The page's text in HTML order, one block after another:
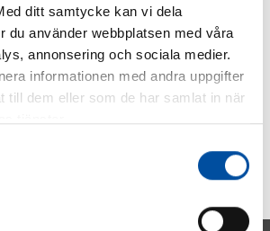
ditt samtycke kan vi dela
du använder webbplatsen med våra
annonsering och sociala medier.
informationen med andra uppgifter
till dem eller som de har samlat in när